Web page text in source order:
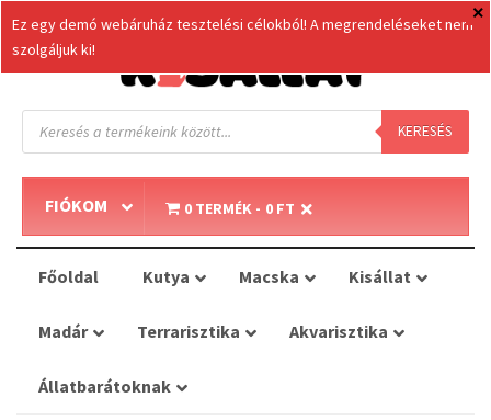
Products
search KERESÉS
FIÓKOM 0 TERMÉK 0 FT
Főoldal Kutya Macska Kisállat
Madár Terrarisztika Akvarisztika
Állatbarátoknak
Ez egy demó webáruház tesztelési célokból! A megrendeléseket nem
szolgáljuk ki!